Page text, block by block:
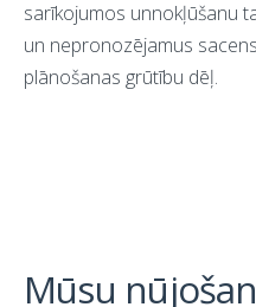
sarīkojumos unnokļūšanu
un nepronozējamus
plānošanas grūtību dēļ.
Mūsu